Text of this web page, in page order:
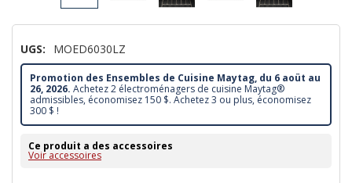
UGS: MOED6030LZ
Promotion des Ensembles de Cuisine Maytag, du 6 aoüt au
26, 2026. Achetez 2 électroménagers de cuisine Maytag®
admissibles, économisez 150 $. Achetez 3 ou plus, économisez
300 $ !
Ce produit a des accessoires
Voir accessoires